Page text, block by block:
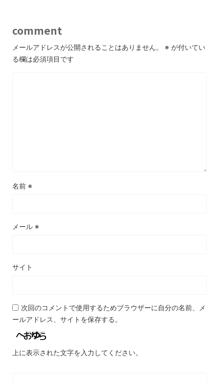
comment
メールアドレスが公開されることはありません。 ※ が付いてい
る欄は必須項目です
名前 ※
メール ※
サイト
次回のコメントで使用するためブラウザーに自分の名前、メ
ールアドレス、サイトを保存する。
上に表示された文字を入力してください。